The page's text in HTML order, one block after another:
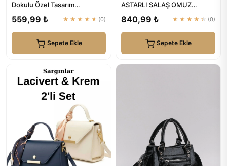
Dokulu Özel Tasarım
559,99 ₺ ★★★★★ (0)
Sepete Ekle
ASTARLI SALAŞ OMUZ
840,99 ₺ ★★★★★ (0)
Sepete Ekle